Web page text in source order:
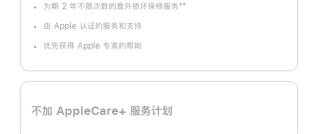
为期 2 年不限次数的意外损坏保修服务
注
**
由 Apple 认证的服务和支持
优先获得 Apple 专家的帮助
不加 AppleCare+ 服务计划